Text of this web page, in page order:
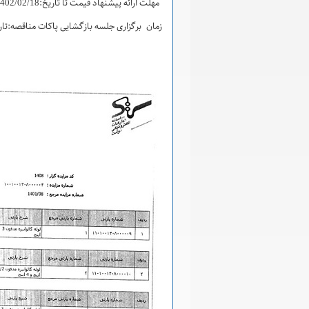
زمان برگزاری جلسه بازگشایی پاکات مناقصه:تاریخ1402/02/19ساعت